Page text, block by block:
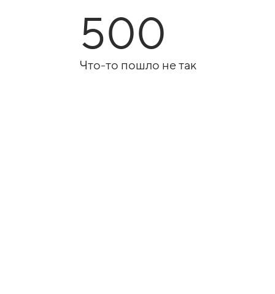
500
Что-то пошло не так